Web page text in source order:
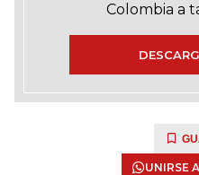
Colombia a
UNIRSE